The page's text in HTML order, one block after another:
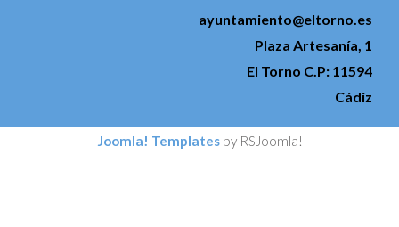
ayuntamiento@eltorno.es
Plaza Artesanía, 1
El Torno C.P: 11594
Cádiz
Joomla! Templatesby RSJoomla!